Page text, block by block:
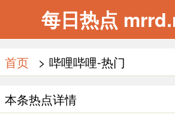
每日热点
首页 > 哔哩哔哩-热门
本条热点详情